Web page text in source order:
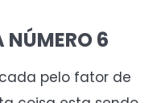
NÚMERO 6
pelo fator de